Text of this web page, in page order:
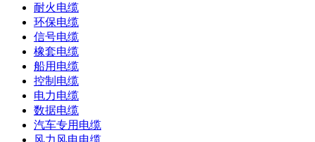
耐火电缆
环保电缆
信号电缆
橡套电缆
船用电缆
控制电缆
电力电缆
数据电缆
汽车专用电缆
风力风电电缆